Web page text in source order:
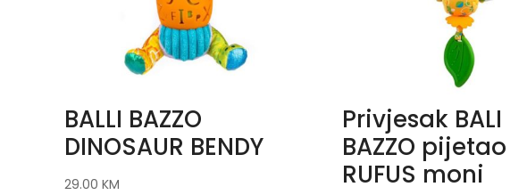
BALLI BAZZO
DINOSAUR BENDY
29.00 KM
Privjesak BALI
BAZZO pijetao
RUFUS moni